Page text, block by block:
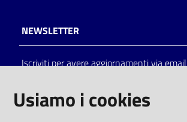
Catalogo
on line
NEWSLETTER
Iscriviti per avere aggiornamenti via email
Usiamo i cookies